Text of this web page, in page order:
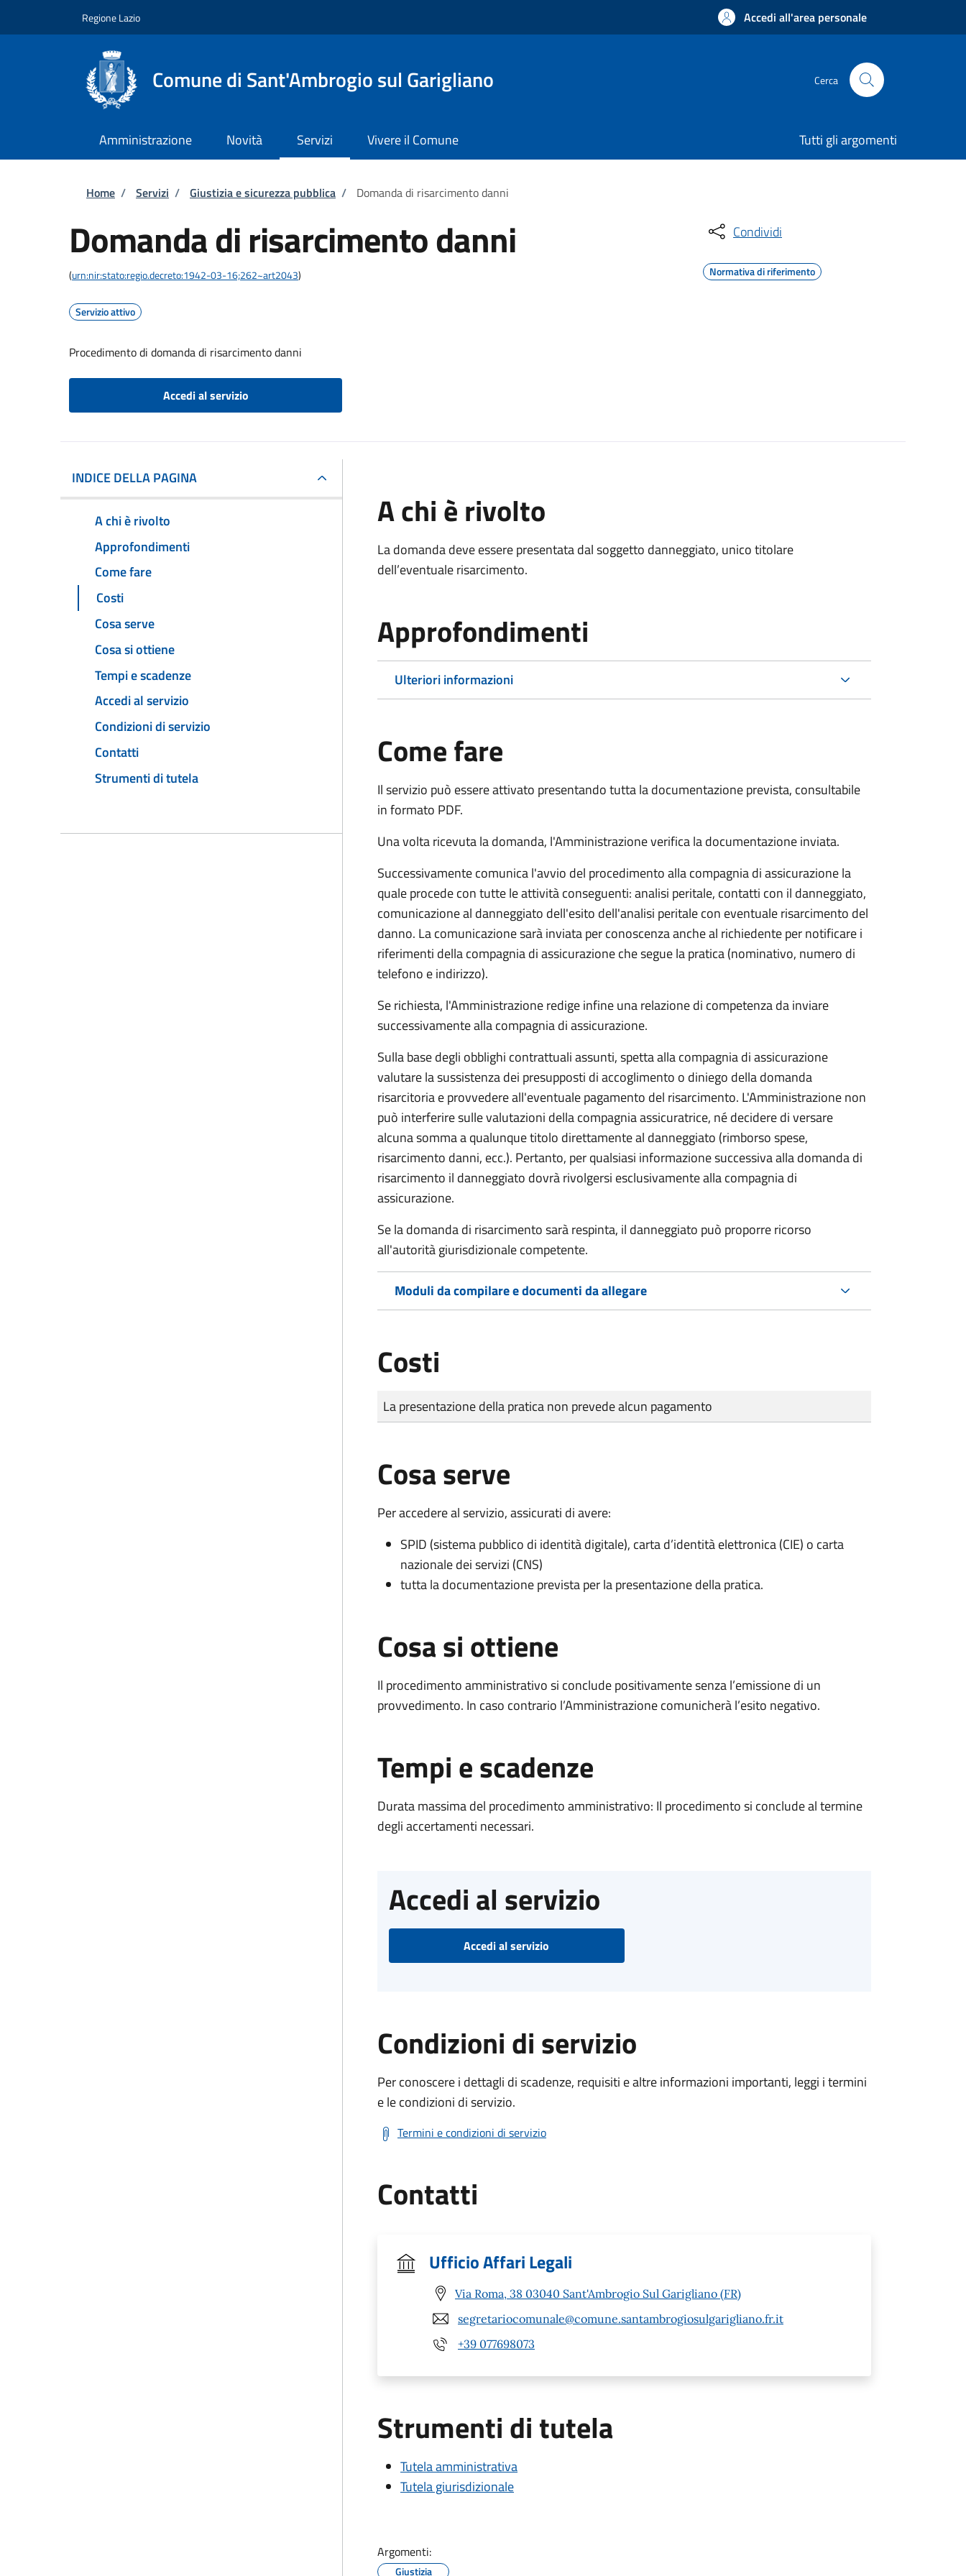
Regione Lazio Accedi all'area personale
Comune di Sant'Ambrogio sul Garigliano Cerca
Amministrazione Novità Servizi Vivere il Comune Tutti gli argomenti
Briciole di pane
Home / Servizi / Giustizia e sicurezza pubblica / Domanda di risarcimento danni
Domanda di risarcimento danni
(urn:nir:stato:regio.decreto:1942-03-16;262~art2043)
Servizio attivo
Procedimento di domanda di risarcimento danni
Accedi al servizio
Condividi
Normativa di riferimento
INDICE DELLA PAGINA
A chi è rivolto
Approfondimenti
Come fare
Costi
Cosa serve
Cosa si ottiene
Tempi e scadenze
Accedi al servizio
Condizioni di servizio
Contatti
Strumenti di tutela
A chi è rivolto
La domanda deve essere presentata dal soggetto danneggiato, unico titolare
dell’eventuale risarcimento.
Approfondimenti
Ulteriori informazioni
Come fare
Il servizio può essere attivato presentando tutta la documentazione prevista, consultabile
in formato PDF.
Una volta ricevuta la domanda, l'Amministrazione verifica la documentazione inviata.
Successivamente comunica l'avvio del procedimento alla compagnia di assicurazione la
quale procede con tutte le attività conseguenti: analisi peritale, contatti con il danneggiato,
comunicazione al danneggiato dell'esito dell'analisi peritale con eventuale risarcimento del
danno. La comunicazione sarà inviata per conoscenza anche al richiedente per notificare i
riferimenti della compagnia di assicurazione che segue la pratica (nominativo, numero di
telefono e indirizzo).
Se richiesta, l'Amministrazione redige infine una relazione di competenza da inviare
successivamente alla compagnia di assicurazione.
Sulla base degli obblighi contrattuali assunti, spetta alla compagnia di assicurazione
valutare la sussistenza dei presupposti di accoglimento o diniego della domanda
risarcitoria e provvedere all'eventuale pagamento del risarcimento. L'Amministrazione non
può interferire sulle valutazioni della compagnia assicuratrice, né decidere di versare
alcuna somma a qualunque titolo direttamente al danneggiato (rimborso spese,
risarcimento danni, ecc.). Pertanto, per qualsiasi informazione successiva alla domanda di
risarcimento il danneggiato dovrà rivolgersi esclusivamente alla compagnia di
assicurazione.
Se la domanda di risarcimento sarà respinta, il danneggiato può proporre ricorso
all'autorità giurisdizionale competente.
Moduli da compilare e documenti da allegare
Costi
Tipo di pagamento
Importo
La presentazione della pratica non prevede alcun pagamento
Cosa serve
Per accedere al servizio, assicurati di avere:
SPID (sistema pubblico di identità digitale), carta d’identità elettronica (CIE) o carta
nazionale dei servizi (CNS)
tutta la documentazione prevista per la presentazione della pratica.
Cosa si ottiene
Il procedimento amministrativo si conclude positivamente senza l’emissione di un
provvedimento. In caso contrario l’Amministrazione comunicherà l’esito negativo.
Tempi e scadenze
Durata massima del procedimento amministrativo: Il procedimento si conclude al termine
degli accertamenti necessari.
Accedi al servizio
Accedi al servizio
Condizioni di servizio
Per conoscere i dettagli di scadenze, requisiti e altre informazioni importanti, leggi i termini
e le condizioni di servizio.
Termini e condizioni di servizio
Contatti
Ufficio Affari Legali
Via Roma, 38 03040 Sant'Ambrogio Sul Garigliano (FR)
segretariocomunale@comune.santambrogiosulgarigliano.fr.it
+39 077698073
Strumenti di tutela
Tutela amministrativa
Tutela giurisdizionale
Argomenti:
Giustizia